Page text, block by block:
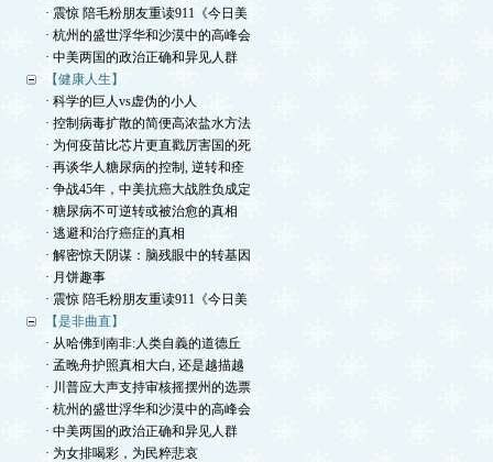
· 震惊 陪毛粉朋友重读911《今日美
· 杭州的盛世浮华和沙漠中的高峰会
· 中美两国的政治正确和异见人群
【健康人生】
· 科学的巨人vs虚伪的小人
· 控制病毒扩散的简便高浓盐水方法
· 为何疫苗比芯片更直戳厉害国的死
· 再谈华人糖尿病的控制, 逆转和痊
· 争战45年，中美抗癌大战胜负成定
· 糖尿病不可逆转或被治愈的真相
· 逃避和治疗癌症的真相
· 解密惊天阴谋：脑残眼中的转基因
· 月饼趣事
· 震惊 陪毛粉朋友重读911《今日美
【是非曲直】
· 从哈佛到南非:人类自義的道德丘
· 孟晚舟护照真相大白, 还是越描越
· 川普应大声支持审核摇摆州的选票
· 杭州的盛世浮华和沙漠中的高峰会
· 中美两国的政治正确和异见人群
· 为女排喝彩，为民粹悲哀